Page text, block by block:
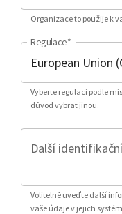
Organizace to použije k
Regulace*
Vyberte regulaci podle
důvod vybrat jinou.
Další
Volitelně uveďte další
vaše údaje v jejich